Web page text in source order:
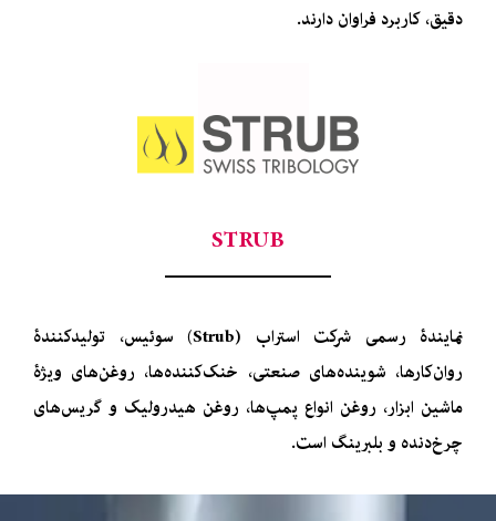
دقیق، کاربرد فراوان دارند.
STRUB
نمایندۀ رسمی شرکت استراب (Strub) سوئیس، تولیدکنندۀ
روان‌کارها، شوینده‌های صنعتی، خنک‌کننده‌ها، روغن‌های ویژۀ
ماشین ابزار، روغن انواع پمپ‌ها، روغن هیدرولیک و گریس‌های
چرخ‌دنده و بلبرینگ است.